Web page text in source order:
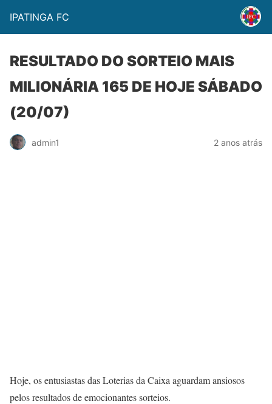
IPATINGA FC
RESULTADO DO SORTEIO MAIS
MILIONÁRIA 165 DE HOJE SÁBADO
(20/07)
admin1 2 anos atrás
Hoje, os entusiastas das Loterias da Caixa aguardam ansiosos
pelos resultados de emocionantes sorteios.